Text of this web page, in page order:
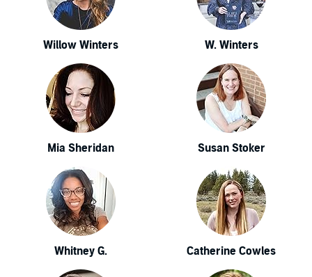
Willow Winters W. Winters
Mia Sheridan Susan Stoker
Whitney G. Catherine Cowles